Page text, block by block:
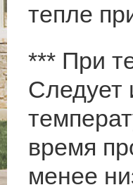
тепле
*** При
Следует
время
менее